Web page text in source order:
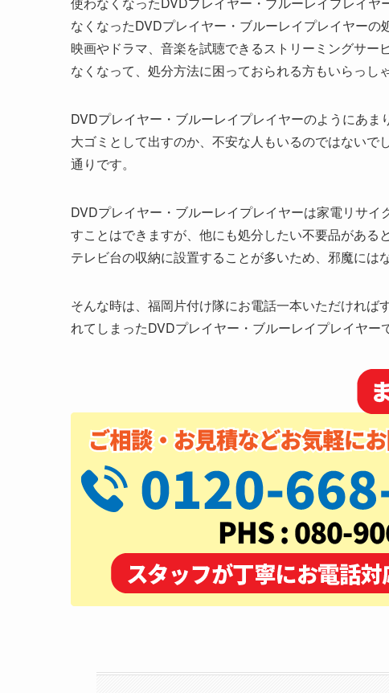
なくなったDVDプレイヤー・ブルーレイプレイヤー
映画やドラマ、音楽を試聴できるストリーミングサ
なくなって、処分方法に困っておられる方もいらっし
DVDプレイヤー・ブルーレイプレイヤーのようにあ
大ゴミとして出すのか、不安な人もいるのではない
通りです。
DVDプレイヤー・ブルーレイプレイヤーは家電リサ
すことはできますが、他にも処分したい不要品があ
テレビ台の収納に設置することが多いため、邪魔には
そんな時は、福岡片付け隊にお電話一本いただければ
れてしまったDVDプレイヤー・ブルーレイプレイヤー